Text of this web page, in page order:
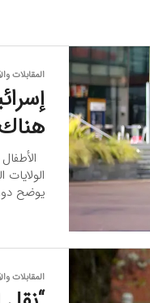
المقابلات
يوضح
المقابلات